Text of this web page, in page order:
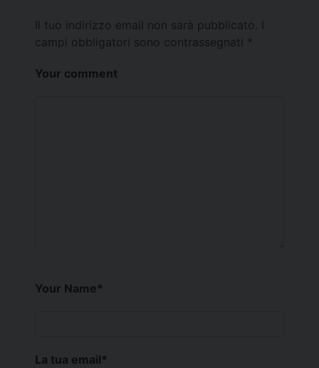
Il tuo indirizzo email non sarà pubblicato.
campi obbligatori sono contrassegnati *
Your comment
Your Name*
La tua email*